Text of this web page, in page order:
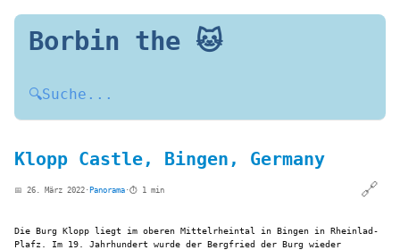
Borbin the 🐱
🔍Suche...
Klopp Castle, Bingen, Germany
📅 26. März 2022 · Panorama ·⏱️ 1 min 🔗
Die Burg Klopp liegt im oberen Mittelrheintal in Bingen in Rheinlad-
Plafz. Im 19. Jahrhundert wurde der Bergfried der Burg wieder